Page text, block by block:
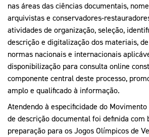
Mais Desporto
Arquivo Histórico
Educação Olímpica
Equipa Portugal
nas áreas das ciências documentais,
arquivistas e conservadores-
atividades de organização, seleção,
descrição e digitalização dos materiais,
normas nacionais e internacionais
disponibilização para consulta online
componente central deste processo,
amplo e qualificado à informação.
Atendendo à especificidade do
de descrição documental foi definida com
preparação para os Jogos Olímpicos de